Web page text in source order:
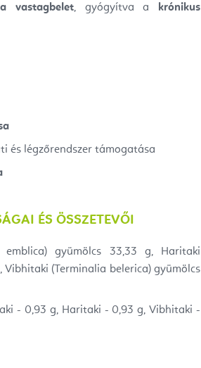
vastagbelet, gyógyítva a krónikus
és légzőrendszer támogatása
ÉS ÖSSZETEVŐI
gyümölcs 33,33 g, Haritaki
Vibhitaki (Terminalia belerica) gyümölcs
- 0,93 g, Haritaki - 0,93 g, Vibhitaki -